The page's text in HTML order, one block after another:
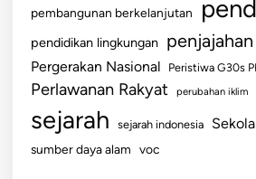
pembangunan berkelanjutan
pendidikan lingkungan penjajahan
Pergerakan Nasional Peristiwa G30s
Perlawanan Rakyat perubahan iklim
sejarah sejarah indonesia
sumber daya alam voc